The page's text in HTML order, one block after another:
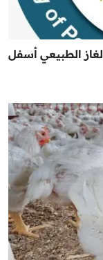
الطبيعي أسفل